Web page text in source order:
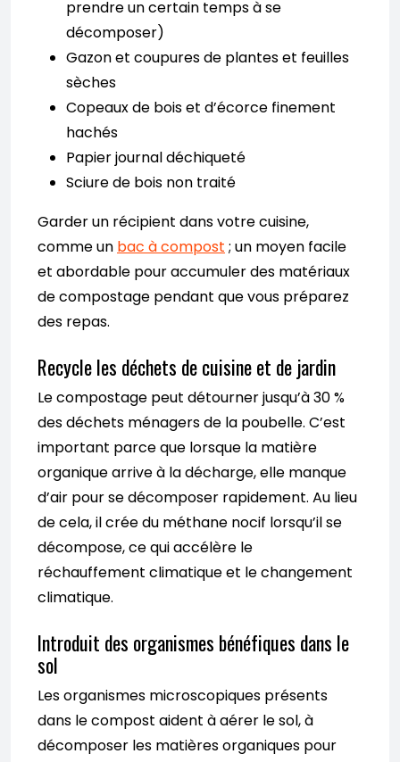
prendre un certain temps à se
décomposer)
Gazon et coupures de plantes et feuilles
sèches
Copeaux de bois et d’écorce finement
hachés
Papier journal déchiqueté
Sciure de bois non traité
Garder un récipient dans votre cuisine,
comme un bac à compost ; un moyen facile
et abordable pour accumuler des matériaux
de compostage pendant que vous préparez
des repas.
Recycle les déchets de cuisine et de jardin
Le compostage peut détourner jusqu’à 30 %
des déchets ménagers de la poubelle. C’est
important parce que lorsque la matière
organique arrive à la décharge, elle manque
d’air pour se décomposer rapidement. Au lieu
de cela, il crée du méthane nocif lorsqu’il se
décompose, ce qui accélère le
réchauffement climatique et le changement
climatique.
Introduit des organismes bénéfiques dans le
sol
Les organismes microscopiques présents
dans le compost aident à aérer le sol, à
décomposer les matières organiques pour